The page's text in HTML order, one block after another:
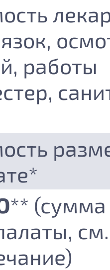
работы
** (сумма
см.